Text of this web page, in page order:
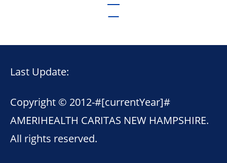
Last Update:
Copyright © 2012-#[currentYear]#
AMERIHEALTH CARITAS NEW HAMPSHIRE.
All rights reserved.